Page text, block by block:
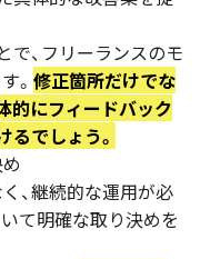
で、フリーランスのモ
。修正箇所だけでな
的にフィードバック
るでしょう。
、継続的な運用が必
て明確な取り決めを